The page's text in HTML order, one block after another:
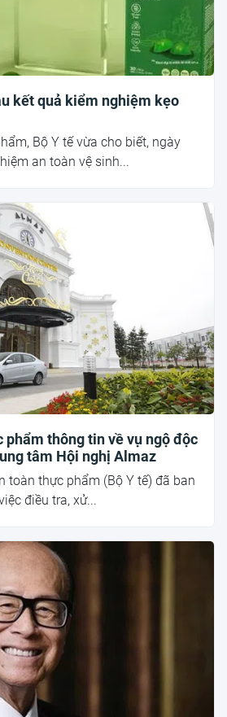
kết quả kiểm nghiệm kẹo
Bộ Y tế vừa cho biết, ngày
an toàn vệ sinh...
phẩm thông tin về vụ ngộ độc
tâm Hội nghị Almaz
toàn thực phẩm (Bộ Y tế) đã ban
điều tra, xử...